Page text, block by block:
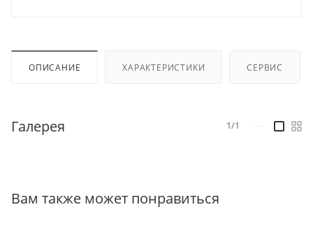
ОПИСАНИЕ ХАРАКТЕРИСТИКИ СЕРВИС
Галерея 1/1
Вам также может понравиться